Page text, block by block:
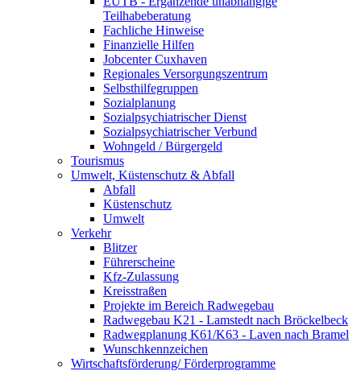
Teilhabeberatung
Fachliche Hinweise
Finanzielle Hilfen
Jobcenter Cuxhaven
Regionales Versorgungszentrum
Selbsthilfegruppen
Sozialplanung
Sozialpsychiatrischer Dienst
Sozialpsychiatrischer Verbund
Wohngeld / Bürgergeld
Tourismus
Umwelt, Küstenschutz & Abfall
Abfall
Küstenschutz
Umwelt
Verkehr
Blitzer
Führerscheine
Kfz-Zulassung
Kreisstraßen
Projekte im Bereich Radwegebau
Radwegebau K21 - Lamstedt nach Bröckelbeck
Radwegplanung K61/K63 - Laven nach Bramel
Wunschkennzeichen
Wirtschaftsförderung/ Förderprogramme